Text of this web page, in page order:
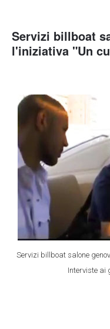
Servizi billboat
l'iniziativa "Un
Servizi billboat salone
Interviste ai